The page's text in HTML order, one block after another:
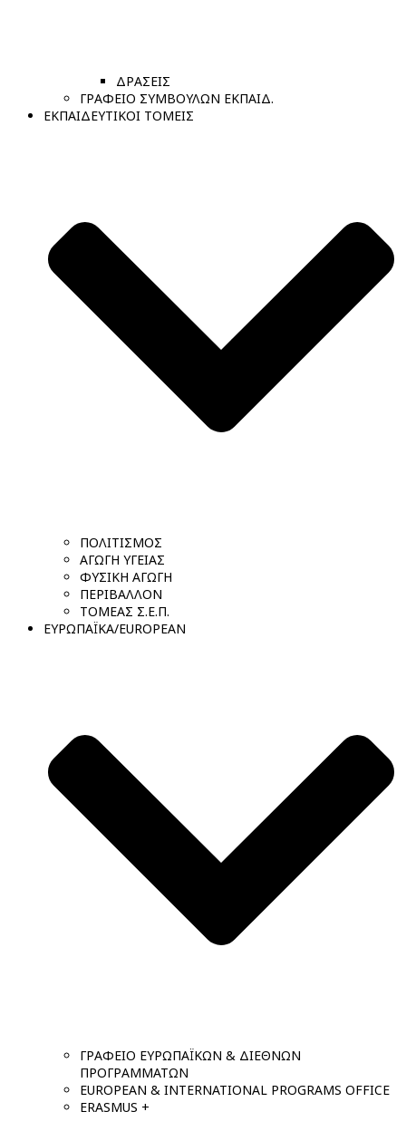
ΔΡΑΣΕΙΣ
ΓΡΑΦΕΙΟ ΣΥΜΒΟΥΛΩΝ ΕΚΠΑΙΔ.
ΕΚΠΑΙΔΕΥΤΙΚΟΙ ΤΟΜΕΙΣ
ΠΟΛΙΤΙΣΜΟΣ
ΑΓΩΓΗ ΥΓΕΙΑΣ
ΦΥΣΙΚΗ ΑΓΩΓΗ
ΠΕΡΙΒΑΛΛΟΝ
ΤΟΜΕΑΣ Σ.Ε.Π.
ΕΥΡΩΠΑΪΚΑ/EUROPEAN
ΓΡΑΦΕΙΟ ΕΥΡΩΠΑΪΚΩΝ & ΔΙΕΘΝΩΝ
ΠΡΟΓΡΑΜΜΑΤΩΝ
EUROPEAN & INTERNATIONAL PROGRAMS OFFICE
ERASMUS +